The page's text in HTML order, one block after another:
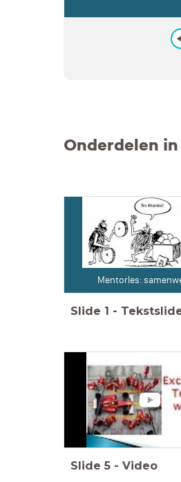
Onderdelen
Mentorles:
Slide 1 -
Slide 5 - Video